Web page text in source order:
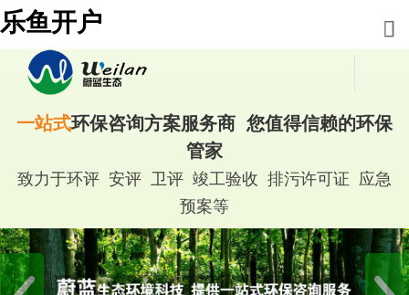
乐鱼开户
一站式环保咨询方案服务商 您值得信赖的环保
管家
致力于环评 安评 卫评 竣工验收 排污许可证 应急
预案等